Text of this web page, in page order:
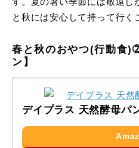
と秋には安心して持って行く
春と秋のおやつ(行動食
ン】
デイプラス 天然酵母パ